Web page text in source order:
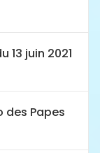
juin 2021
des Papes